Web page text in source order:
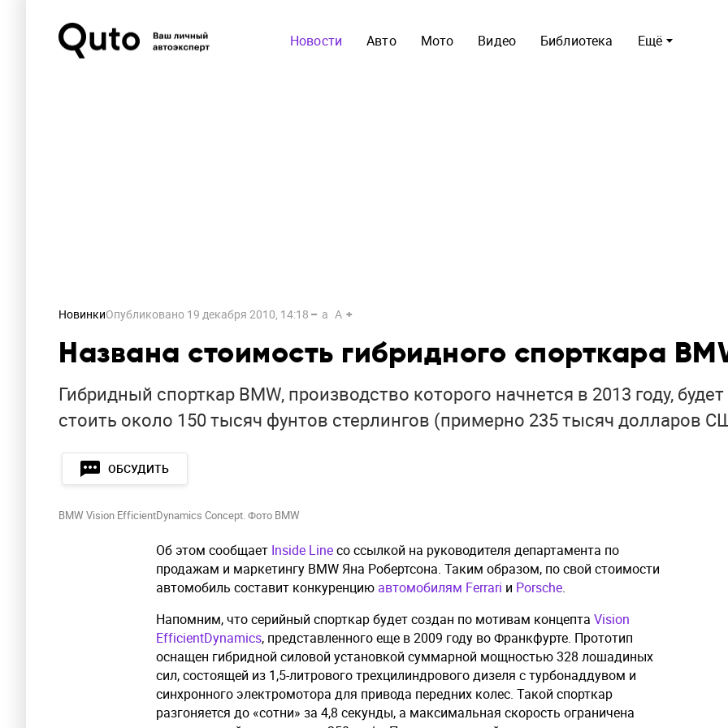
Ещё
Новости Авто Мото Видео Библиотека
НовинкиОпубликовано 19 декабря 2010, 14:18 a A
Названа стоимость гибридного спорткара
Гибридный спорткар BMW, производство которого начнется в 2013 году, будет
стоить около 150 тысяч фунтов стерлингов (примерно 235 тысяч долларов
ОБСУДИТЬ
BMW Vision EfficientDynamics Concept. Фото BMW
Об этом сообщает Inside Lineсо ссылкой на руководителя департамента по
продажам и маркетингу BMW Яна Робертсона. Таким образом, по свой стоимости
автомобиль составит конкуренцию автомобилям Ferrari и Porsche.
Напомним, что серийный спорткар будет создан по мотивам концепта Vision
EfficientDynamics, представленного еще в 2009 году во Франкфурте. Прототип
оснащен гибридной силовой установкой суммарной мощностью 328 лошадиных
сил, состоящей из 1,5-литрового трехцилиндрового дизеля с турбонаддувом и
синхронного электромотора для привода передних колес. Такой спорткар
разгоняется до «сотни» за 4,8 секунды, а максимальная скорость ограничена